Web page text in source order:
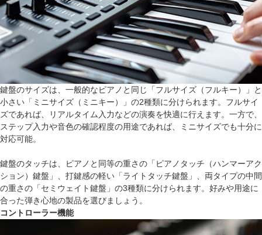
鍵盤のサイズは、一般的なピアノと同じ「フルサイズ（フルキー）」と
小さい「ミニサイズ（ミニキー）」の2種類に分けられます。フルサイ
ズであれば、リアルタイム入力などの演奏を快適に行えます。一方で、
ステップ入力や音色の確認程度の用途であれば、ミニサイズでも十分に
対応可能。
鍵盤のタッチは、ピアノと同等の重さの「ピアノタッチ（ハンマーアク
ション）鍵盤」、打鍵感の軽い「ライトタッチ鍵盤」、両タイプの中間
の重さの「セミウェイト鍵盤」の3種類に分けられます。好みや用途に
合った弾き心地の製品を選びましょう。
コントローラー機能